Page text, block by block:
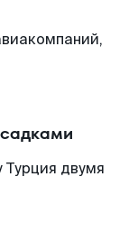
двумя